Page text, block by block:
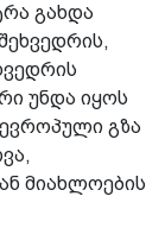
გახდა
უნდა იყოს
გზა
მიახლოების